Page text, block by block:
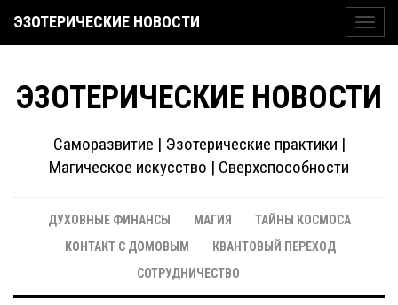
ЭЗОТЕРИЧЕСКИЕ НОВОСТИ
ЭЗОТЕРИЧЕСКИЕ НОВОСТИ
Саморазвитие | Эзотерические практики |
Магическое искусство | Сверхспособности
ДУХОВНЫЕ ФИНАНСЫ МАГИЯ
ТАЙНЫ КОСМОСА
КОНТАКТ С ДОМОВЫМ
КВАНТОВЫЙ ПЕРЕХОД
СОТРУДНИЧЕСТВО